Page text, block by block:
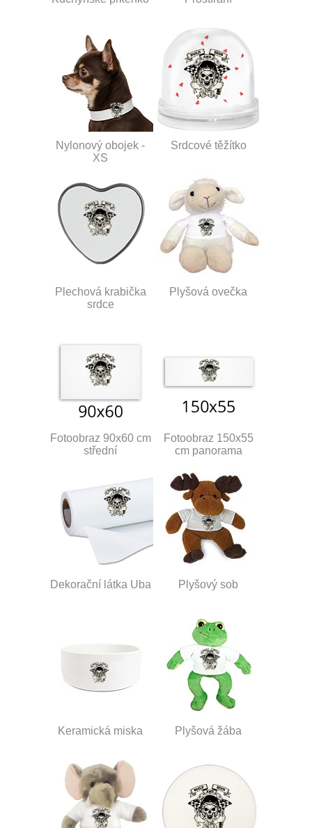
Nylonový obojek -
XS
Srdcové těžítko
Plechová krabička
srdce
Plyšová ovečka
Fotoobraz 90x60 cm
střední
Fotoobraz 150x55
cm panorama
Dekorační látka Uba Plyšový sob
Keramická miska Plyšová žába